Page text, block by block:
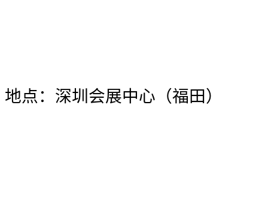
地点：深圳会展中心（福田）